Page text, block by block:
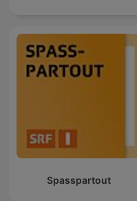
Spasspartout